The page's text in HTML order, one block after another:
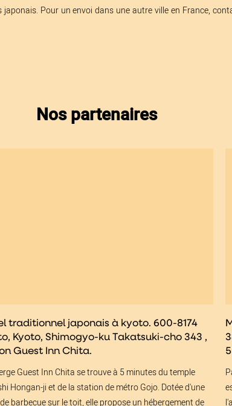
Pour un envoi dans une autre ville en France,
Nos partenaires
traditionnel japonais à kyoto. 600-8174
Kyoto, Shimogyo-ku Takatsuki-cho 343 ,
Guest Inn Chita.
Guest Inn Chita se trouve à 5 minutes du temple
Hongan-ji et de la station de métro Gojo. Dotée d'une
barbecue sur le toit, elle propose un hébergement de